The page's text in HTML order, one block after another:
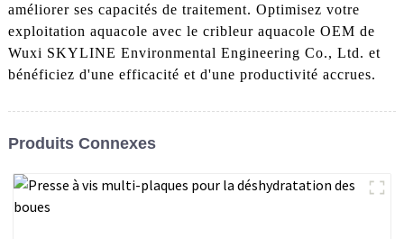
améliorer ses capacités de traitement. Optimisez votre
exploitation aquacole avec le cribleur aquacole OEM de
Wuxi SKYLINE Environmental Engineering Co., Ltd. et
bénéficiez d'une efficacité et d'une productivité accrues.
Produits Connexes